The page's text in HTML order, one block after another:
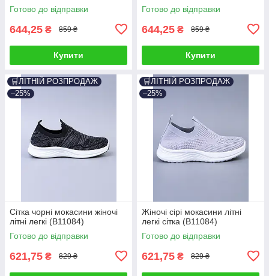
Готово до відправки
644,25 ₴ 859 ₴
Купити
Готово до відправки
644,25 ₴ 859 ₴
Купити
🛒ЛІТНІЙ РОЗПРОДАЖ
–25%
Сітка чорні мокасини жіночі
літні легкі (B11084)
Готово до відправки
621,75 ₴ 829 ₴
🛒ЛІТНІЙ РОЗПРОДАЖ
–25%
Жіночі сірі мокасини літні
легкі сітка (B11084)
Готово до відправки
621,75 ₴ 829 ₴